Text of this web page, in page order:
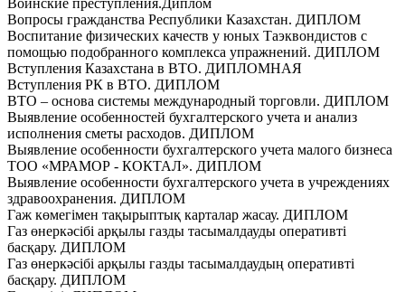
Воинские преступления.Диплом
Вопросы гражданства Республики Казахстан. ДИПЛОМ
Воспитание физических качеств у юных Таэквондистов с
помощью подобранного комплекса упражнений. ДИПЛОМ
Вступления Казахстана в ВТО. ДИПЛОМНАЯ
Вступления РК в ВТО. ДИПЛОМ
ВТО – основа системы международный торговли. ДИПЛОМ
Выявление особенностей бухгалтерского учета и анализ
исполнения сметы расходов. ДИПЛОМ
Выявление особенности бухгалтерского учета малого бизнеса
ТОО «МРАМОР - КОКТАЛ». ДИПЛОМ
Выявление особенности бухгалтерского учета в учреждениях
здравоохранения. ДИПЛОМ
Гаж көмегімен тақырыптық карталар жасау. ДИПЛОМ
Газ өнеркәсібі арқылы газды тасымалдауды оперативті
басқару. ДИПЛОМ
Газ өнеркәсібі арқылы газды тасымалдаудың оперативті
басқару. ДИПЛОМ